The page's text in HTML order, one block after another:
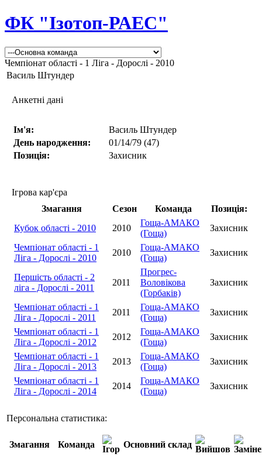
ФК "Ізотоп-РАЕС"
Чемпіонат області - 1 Ліга - Дорослі - 2010
Василь Штундер
Анкетні дані
Ім'я:
Василь Штундер
День народження:
01/14/79 (47)
Позиція:
Захисник
Ігрова кар'єра
Змагання
Сезон Команда
Позиція:
Кубок області - 2010
2010
Гоща-АМАКО
(Гоща)
Захисник
Чемпіонат області - 1
Ліга - Дорослі - 2010
2010
Гоща-АМАКО
(Гоща)
Захисник
Першість області - 2
ліга - Дорослі - 2011
2011
Прогрес-
Воловікова
(Горбаків)
Захисник
Чемпіонат області - 1
Ліга - Дорослі - 2011
2011
Гоща-АМАКО
(Гоща)
Захисник
Чемпіонат області - 1
Ліга - Дорослі - 2012
2012
Гоща-АМАКО
(Гоща)
Захисник
Чемпіонат області - 1
Ліга - Дорослі - 2013
2013
Гоща-АМАКО
(Гоща)
Захисник
Чемпіонат області - 1
Ліга - Дорослі - 2014
2014
Гоща-АМАКО
(Гоща)
Захисник
Персональна статистика:
Змагання Команда Основний склад